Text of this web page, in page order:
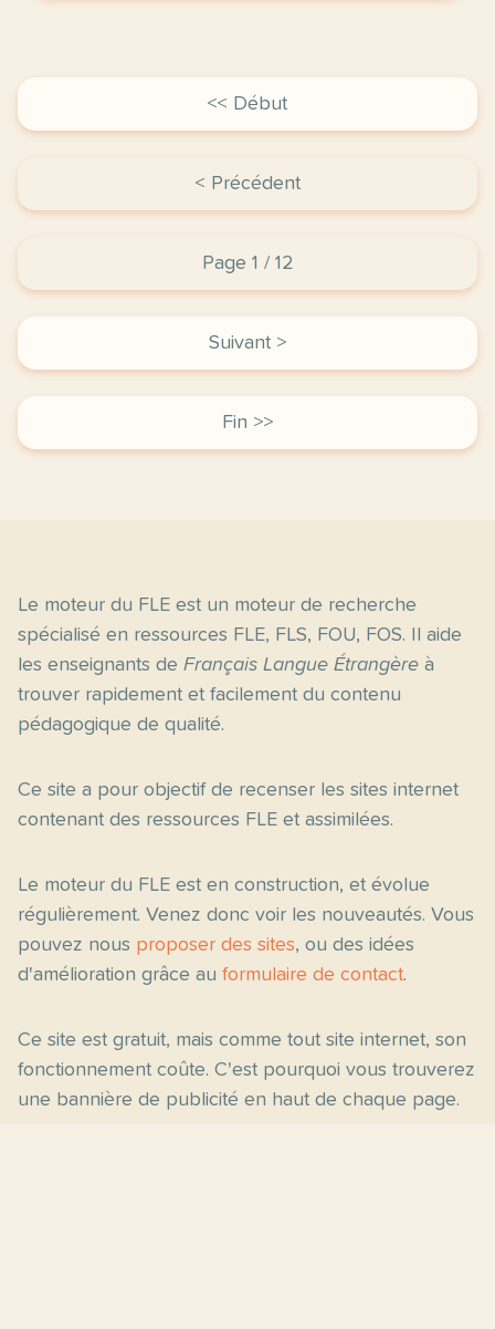
<< Début
< Précédent
Page 1 / 12
Suivant >
Fin >>
Le moteur du FLE est un moteur de recherche
spécialisé en ressources FLE, FLS, FOU, FOS. Il aide
les enseignants de Français Langue Étrangère à
trouver rapidement et facilement du contenu
pédagogique de qualité.
Ce site a pour objectif de recenser les sites internet
contenant des ressources FLE et assimilées.
Le moteur du FLE est en construction, et évolue
régulièrement. Venez donc voir les nouveautés. Vous
pouvez nous proposer des sites, ou des idées
d'amélioration grâce au formulaire de contact.
Ce site est gratuit, mais comme tout site internet, son
fonctionnement coûte. C'est pourquoi vous trouverez
une bannière de publicité en haut de chaque page.